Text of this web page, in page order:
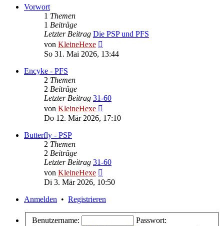
Vorwort
1 Themen
1 Beiträge
Letzter Beitrag Die PSP und PFS
von KleineHexe
Beitrag
So 31. Mai 2026, 13:44
Encyke - PFS
2 Themen
2 Beiträge
Letzter Beitrag 31-60
von KleineHexe
Beitrag
Do 12. Mär 2026, 17:10
Butterfly - PSP
2 Themen
2 Beiträge
Letzter Beitrag 31-60
von KleineHexe
Beitrag
Di 3. Mär 2026, 10:50
Anmelden • Registrieren
Benutzername:
Passwort: